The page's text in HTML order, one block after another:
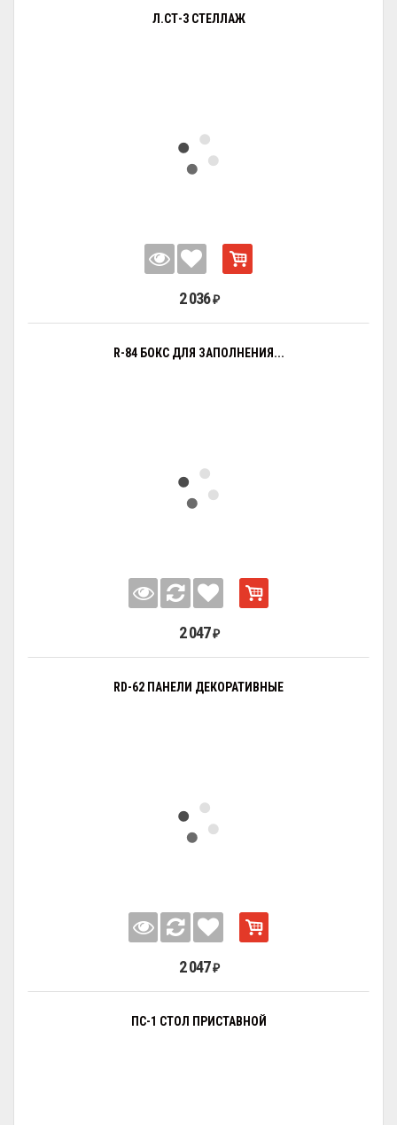
Л.СТ-3 СТЕЛЛАЖ
2 036 ₽
R-84 БОКС ДЛЯ ЗАПОЛНЕНИЯ...
2 047 ₽
RD-62 ПАНЕЛИ ДЕКОРАТИВНЫЕ
2 047 ₽
ПС-1 СТОЛ ПРИСТАВНОЙ